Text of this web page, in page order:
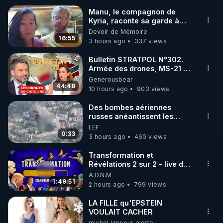
🌱 INSTAGRAM
https://www.instagram.com/rdlr_thierrycasasnovas/
http://rgnr.li/instagram
🌱 LA NEWSLETTER
Pour ne pas rater l’actualité RGNR (stages,
http://rgnr.li/news
🌱 VIDÉOS NON CENSURÉES SUR ODYSEE
Toutes les vidéos Youtube sont aussi sur la
http://rgnr.li/odysee
🌱 LES STAGES EN PRÉSENTIEL
16:55
Manu, le compagnon de
Kyria, raconte sa garde à
vue musclée. PARTAGEZ!
Devoir de Mémoire
3 hours ago
337 views
44:48
Bulletin STRATPOL N°302.
Armée des drones, MS-21 en
série, missiles coréens.
07.08.2026.
Generousbear
10 hours ago
903 views
0:33
Des bombes aériennes
russes anéantissent les
centres de contrôle de
drones de 3 brigades
ukrainienne
LEF
3 hours ago
460 views
1:49:51
Transformation et
Révélations 2 sur 2 - live du
07/08/26
A.D.N.M
2 hours ago
799 views
LA FILLE qu'EPSTEIN
VOULAIT CACHER